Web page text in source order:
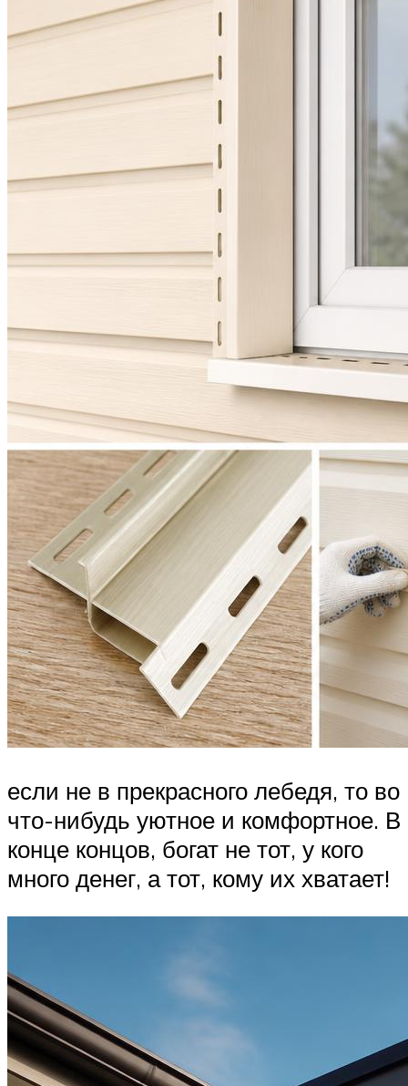
если не в прекрасного лебедя, то во
что-нибудь уютное и комфортное. В
конце концов, богат не тот, у кого
много денег, а тот, кому их хватает!